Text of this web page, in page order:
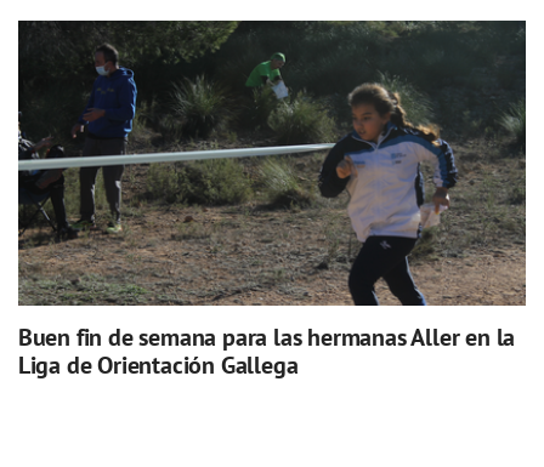
Buen fin de semana para las hermanas Aller en la
Liga de Orientación Gallega